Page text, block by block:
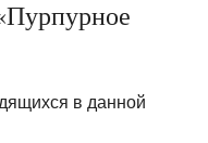
в данной